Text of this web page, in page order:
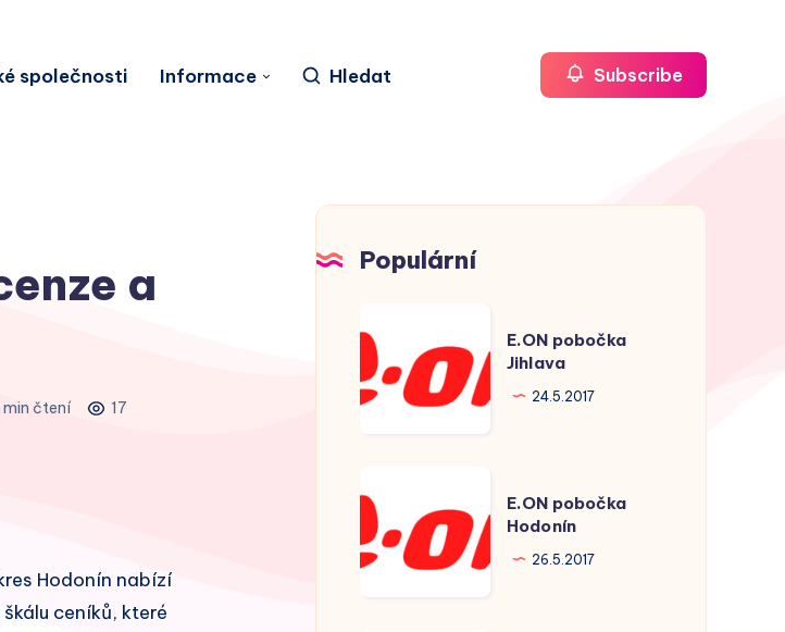
společnosti Informace Hledat Subscribe
a
min čtení 17
Hodonín nabízí
ceníků, které
Populární
pobočka
Jihlava
E.ON pobočka
Jihlava
24.5.2017
pobočka
Hodonín
E.ON pobočka
Hodonín
26.5.2017